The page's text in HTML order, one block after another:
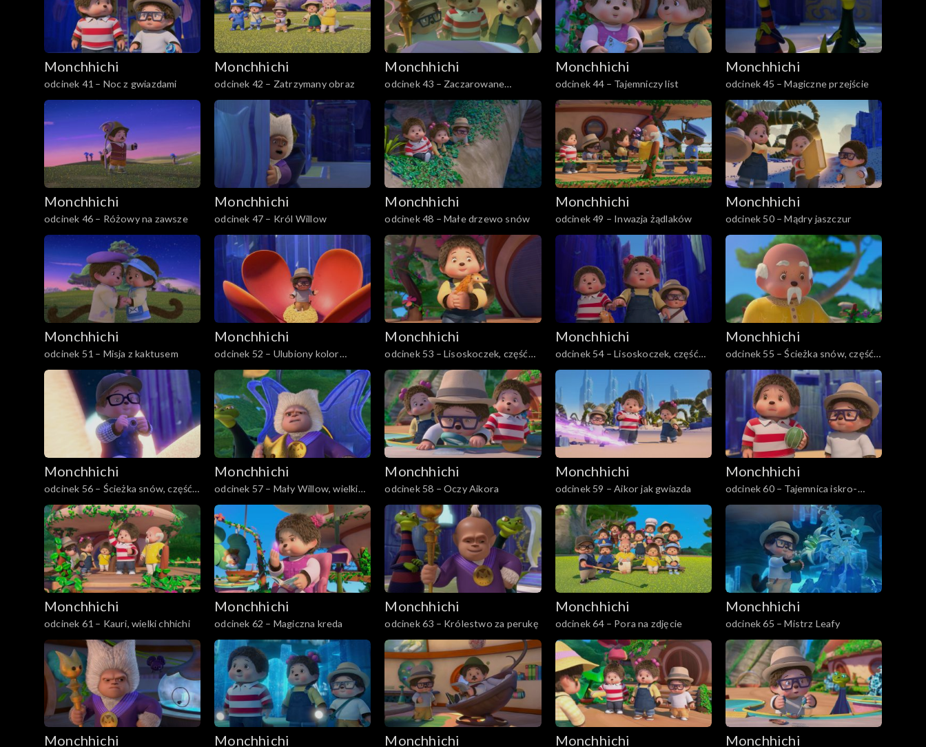
Monchhichi
odcinek 41 – Noc z gwiazdami
Monchhichi
odcinek 42 – Zatrzymany obraz
Monchhichi
odcinek 43 – Zaczarowane
Monchhiauto
Monchhichi
odcinek 44 – Tajemniczy list
Monchhichi
odcinek 45 – Magiczne przejście
Monchhichi
odcinek 46 – Różowy na zawsze
Monchhichi
odcinek 47 – Król Willow
Monchhichi
odcinek 48 – Małe drzewo snów
Monchhichi
odcinek 49 – Inwazja żądlaków
Monchhichi
odcinek 50 – Mądry jaszczur
Monchhichi
odcinek 51 – Misja z kaktusem
Monchhichi
odcinek 52 – Ulubiony kolor
Szpiegożuczka
Monchhichi
odcinek 53 – Lisoskoczek, część
pierwsza
Monchhichi
odcinek 54 – Lisoskoczek, część
druga
Monchhichi
odcinek 55 – Ścieżka snów, część
pierwsza
Monchhichi
odcinek 56 – Ścieżka snów, część
druga
Monchhichi
odcinek 57 – Mały Willow, wielki
bohater
Monchhichi
odcinek 58 – Oczy Aikora
Monchhichi
odcinek 59 – Aikor jak gwiazda
Monchhichi
odcinek 60 – Tajemnica iskro-
języka
Monchhichi
odcinek 61 – Kauri, wielki chhichi
Monchhichi
odcinek 62 – Magiczna kreda
Monchhichi
odcinek 63 – Królestwo za perukę
Monchhichi
odcinek 64 – Pora na zdjęcie
Monchhichi
odcinek 65 – Mistrz Leafy
Monchhichi Monchhichi Monchhichi Monchhichi Monchhichi